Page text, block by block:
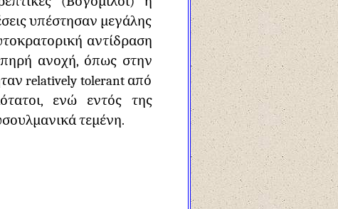
υπέστησαν μεγάλης
αντίδραση
ανοχή, όπως στην
relatively tolerant από
ενώ εντός της
τεμένη.